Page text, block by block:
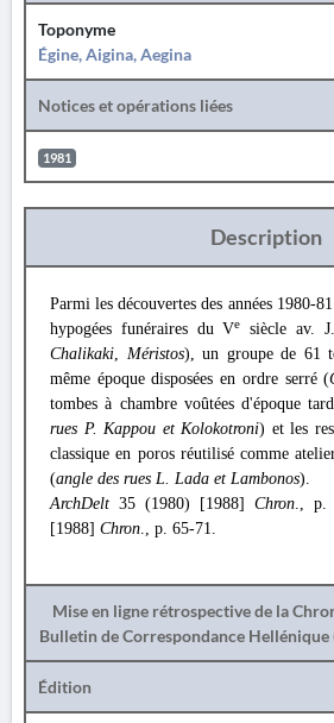
Toponyme
Égine, Aigina, Aegina
Notices et opérations liées
1981
Description
Parmi les découvertes des années 1980-
hypogées funéraires du Ve siècle av.
Chalikaki, Méristos), un groupe de 61
même époque disposées en ordre serré (
tombes à chambre voûtées d'époque
rues P. Kappou et Kolokotroni) et les
classique en poros réutilisé comme
(angle des rues L. Lada et Lambonos).
ArchDelt 35 (1980) [1988] Chron., p.
[1988] Chron., p. 65-71.
Mise en ligne rétrospective de la
Bulletin de Correspondance Hellénique
Édition